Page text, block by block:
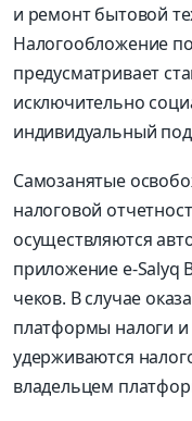
и ремонт бытовой
Налогообложение
предусматривает
исключительно
индивидуальный
Самозанятые
налоговой
осуществляются
приложение e-Salyq
чеков. В случае
платформы налоги
удерживаются
владельцем